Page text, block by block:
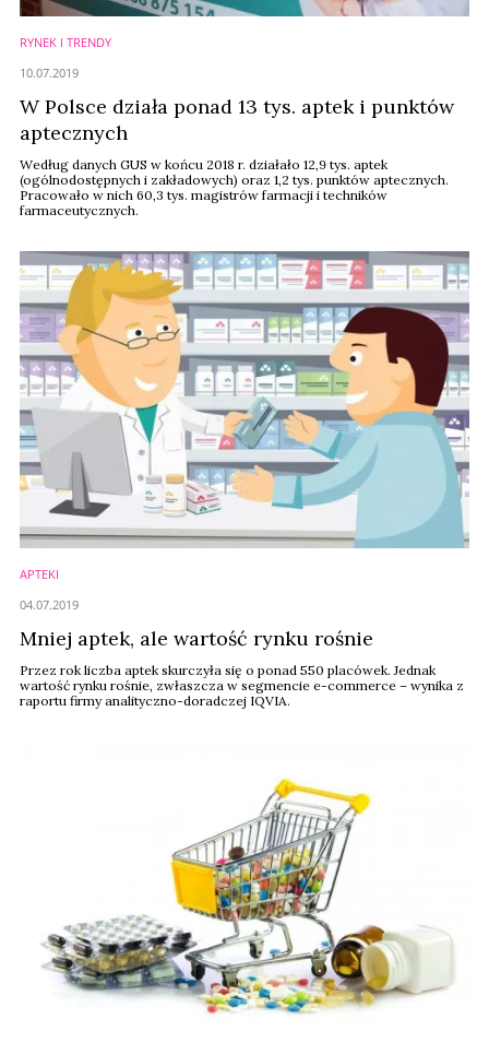
RYNEK I TRENDY
W Polsce działa ponad 13 tys. aptek i punktów
aptecznych
Według danych GUS w końcu 2018 r. działało 12,9 tys. aptek
(ogólnodostępnych i zakładowych) oraz 1,2 tys. punktów aptecznych.
Pracowało w nich 60,3 tys. magistrów farmacji i techników
farmaceutycznych.
10.07.2019
APTEKI
Mniej aptek, ale wartość rynku rośnie
Przez rok liczba aptek skurczyła się o ponad 550 placówek. Jednak
wartość rynku rośnie, zwłaszcza w segmencie e-commerce – wynika z
raportu firmy analityczno-doradczej IQVIA.
04.07.2019